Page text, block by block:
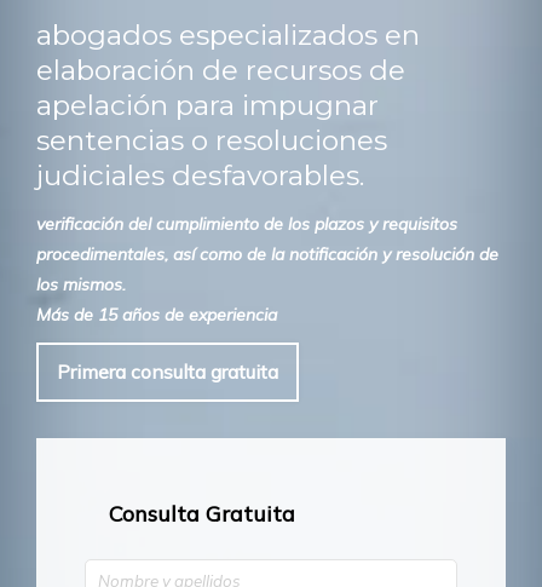
abogados especializados en
elaboración de recursos de
apelación para impugnar
sentencias o resoluciones
judiciales desfavorables.
verificación del cumplimiento de los plazos y requisitos
procedimentales, así como de la notificación y resolución de
los mismos.
Más de 15 años de experiencia
Primera consulta gratuita
Consulta Gratuita